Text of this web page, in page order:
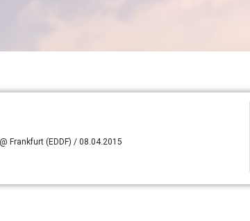
Frankfurt (EDDF) / 08.04.2015